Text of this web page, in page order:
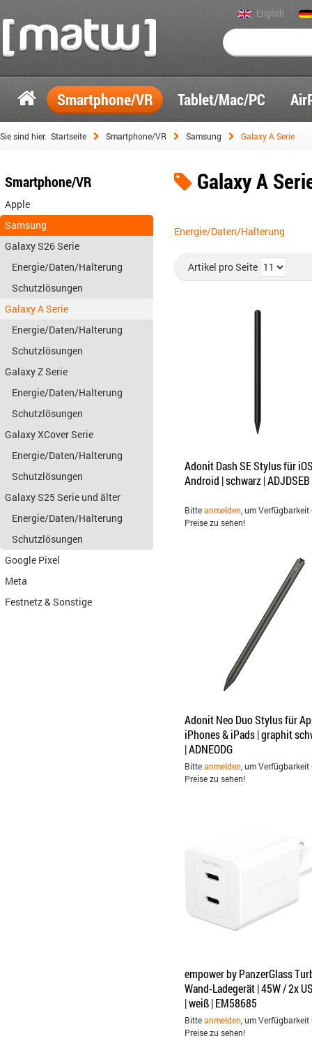
English
Smartphone/VR Tablet/Mac/PC
Sie sind hier: Startseite Smartphone/VR Samsung Galaxy A Serie
Galaxy A
Energie/Daten/Halterung
Artikel pro Seite
Adonit Dash SE Stylus für
Android | schwarz | ADJDSEB
Bitteanmelden , um
Preise zu sehen!
Adonit Neo Duo Stylus für
iPhones & iPads | graphit
| ADNEODG
Bitteanmelden , um
Preise zu sehen!
empower by PanzerGlass
Wand-Ladegerät | 45W / 2x
| weiß | EM58685
Bitteanmelden , um
Preise zu sehen!
Smartphone/VR
Apple
Samsung
Galaxy S26 Serie
Energie/Daten/Halterung
Schutzlösungen
Galaxy A Serie
Energie/Daten/Halterung
Schutzlösungen
Galaxy Z Serie
Energie/Daten/Halterung
Schutzlösungen
Galaxy XCover Serie
Energie/Daten/Halterung
Schutzlösungen
Galaxy S25 Serie und älter
Energie/Daten/Halterung
Schutzlösungen
Google Pixel
Meta
Festnetz & Sonstige